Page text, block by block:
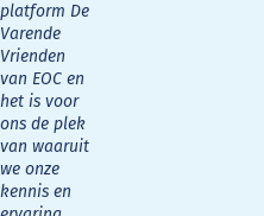
platform De
Varende
Vrienden
van EOC en
het is voor
ons de plek
van waaruit
we onze
kennis en